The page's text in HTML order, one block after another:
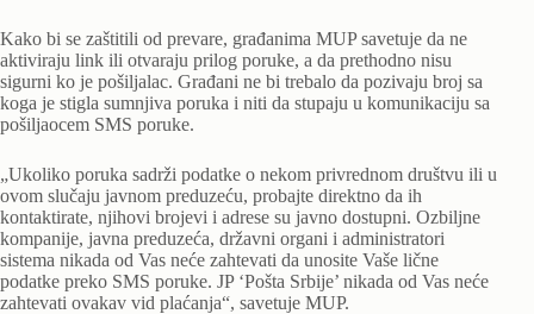
Kako bi se zaštitili od prevare, građanima MUP savetuje da ne
aktiviraju link ili otvaraju prilog poruke, a da prethodno nisu
sigurni ko je pošiljalac. Građani ne bi trebalo da pozivaju broj sa
koga je stigla sumnjiva poruka i niti da stupaju u komunikaciju sa
pošiljaocem SMS poruke.
„Ukoliko poruka sadrži podatke o nekom privrednom društvu ili u
ovom slučaju javnom preduzeću, probajte direktno da ih
kontaktirate, njihovi brojevi i adrese su javno dostupni. Ozbiljne
kompanije, javna preduzeća, državni organi i administratori
sistema nikada od Vas neće zahtevati da unosite Vaše lične
podatke preko SMS poruke. JP ‘Pošta Srbije’ nikada od Vas neće
zahtevati ovakav vid plaćanja“, savetuje MUP.